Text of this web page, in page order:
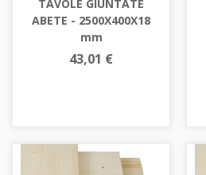
TAVOLE GIUNTATE
ABETE - 2500X400X18
mm
43,01 €